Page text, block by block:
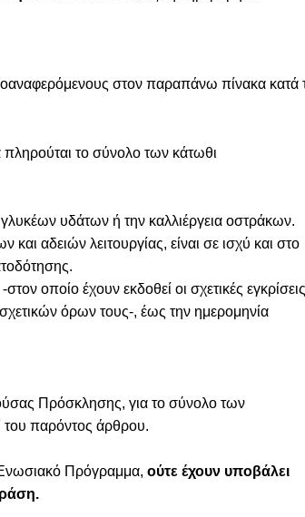
στον παραπάνω πίνακα κατά
πληρούται το σύνολο των κάτωθι
υδάτων ή την καλλιέργεια οστράκων.
αδειών λειτουργίας, είναι σε ισχύ και στο
οποίο έχουν εκδοθεί οι σχετικές εγκρίσεις
σχετικών όρων τους-, έως την ημερομηνία
Πρόσκλησης, για το σύνολο των
του παρόντος άρθρου.
Πρόγραμμα, ούτε έχουν υποβάλει